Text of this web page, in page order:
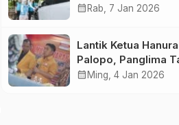
Kenaikan Tiga Kali
calendar_month Rab, 7 Jan 2026
Lantik Ketua Hanura
Palopo, Panglima
Jabatan adalah
calendar_month Ming, 4 Jan 2026